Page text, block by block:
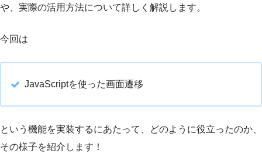
や、実際の活用方法について詳しく解説します。
今回は
JavaScriptを使った画面遷移
という機能を実装するにあたって、どのように役立ったのか、
その様子を紹介します！